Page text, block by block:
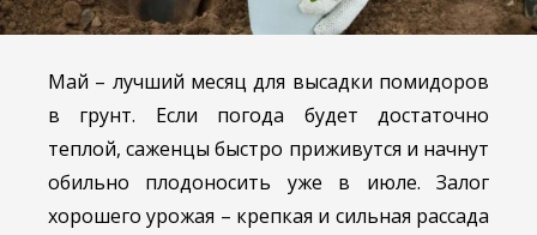
Май – лучший месяц для высадки помидоров
в грунт. Если погода будет достаточно
теплой, саженцы быстро приживутся и начнут
обильно плодоносить уже в июле. Залог
хорошего урожая – крепкая и сильная рассада